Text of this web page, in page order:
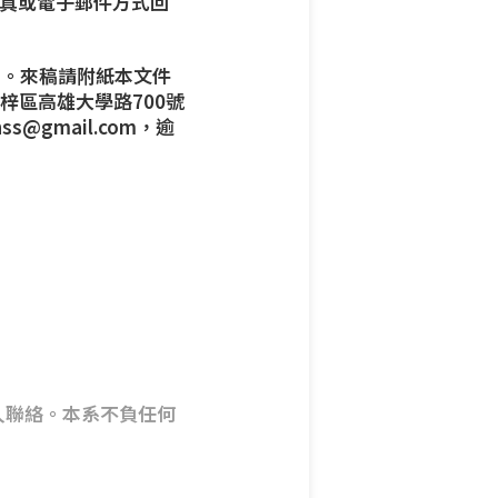
來稿請附紙本文件
區高雄大學路700號
，逾
絡。本系不負任何